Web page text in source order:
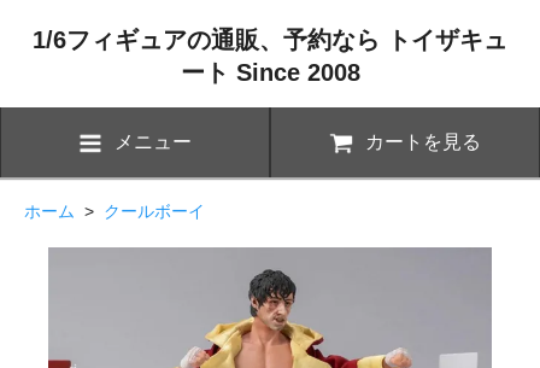
1/6フィギュアの通販、予約なら トイザキュ
ート Since 2008
メニュー カートを見る
ホーム > クールボーイ